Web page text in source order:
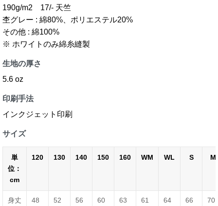
190g/m2 17/- 天竺
杢グレー : 綿80%、ポリエステル20%
その他 : 綿100%
※ ホワイトのみ綿糸縫製
生地の厚さ
5.6 oz
印刷手法
インクジェット印刷
サイズ
単
位：
cm
120 130 140 150 160 WM WL S M
身丈 48 52 56 60 63 61 64 66 70